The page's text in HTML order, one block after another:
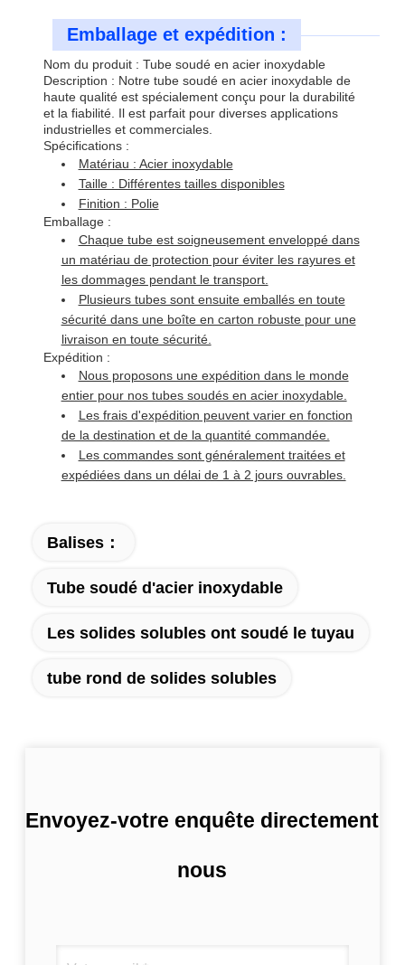
Emballage et expédition :
Nom du produit : Tube soudé en acier inoxydable
Description : Notre tube soudé en acier inoxydable de
haute qualité est spécialement conçu pour la durabilité
et la fiabilité. Il est parfait pour diverses applications
industrielles et commerciales.
Spécifications :
Matériau : Acier inoxydable
Taille : Différentes tailles disponibles
Finition : Polie
Emballage :
Chaque tube est soigneusement enveloppé dans
un matériau de protection pour éviter les rayures et
les dommages pendant le transport.
Plusieurs tubes sont ensuite emballés en toute
sécurité dans une boîte en carton robuste pour une
livraison en toute sécurité.
Expédition :
Nous proposons une expédition dans le monde
entier pour nos tubes soudés en acier inoxydable.
Les frais d'expédition peuvent varier en fonction
de la destination et de la quantité commandée.
Les commandes sont généralement traitées et
expédiées dans un délai de 1 à 2 jours ouvrables.
Balises：
Tube soudé d'acier inoxydable
Les solides solubles ont soudé le tuyau
tube rond de solides solubles
Envoyez-votre enquête directement
nous